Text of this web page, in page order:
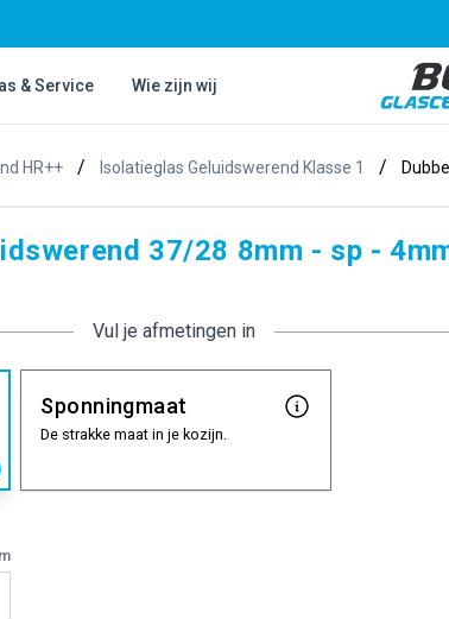
& Service Wie zijn wij
Bol
HR++ / Isolatieglas Geluidswerend Klasse 1 /
37/28 8mm - sp -
Vul je afmetingen in
Sponningmaat
De strakke maat in je kozijn.